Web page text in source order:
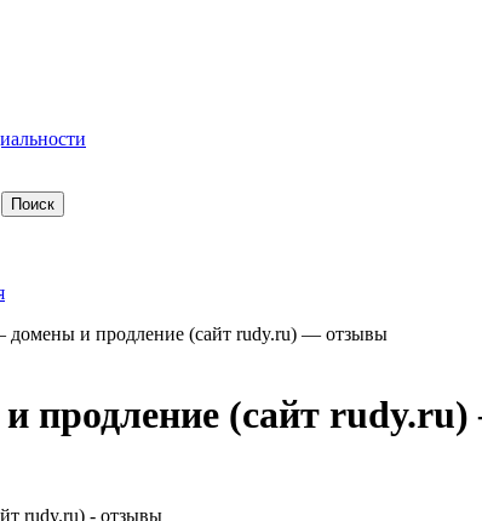
Поиск
и продление (сайт rudy.ru) — отзывы
продление (сайт